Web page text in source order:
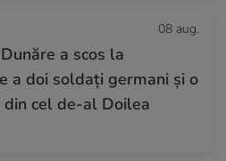
08 aug.
a scos la
a doi soldați germani și o
cel de-al Doilea